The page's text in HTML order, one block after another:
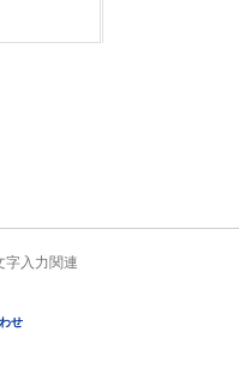
字入力関連
せ